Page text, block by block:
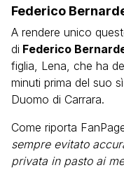
Federico
A rendere unico
di Federico
figlia, Lena, che ha
minuti prima del suo
Duomo di Carrara.
Come riporta
sempre evitato
privata in pasto ai